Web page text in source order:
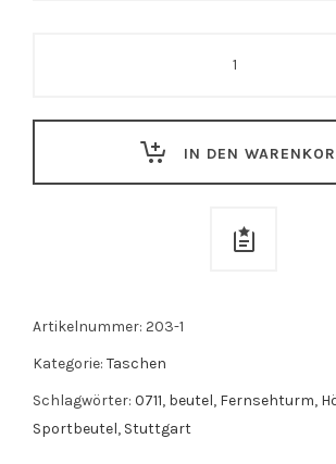
IN DEN
Artikelnummer: 203-1
Kategorie: Taschen
Schlagwörter: 0711, beutel, Fernsehturm,
Sportbeutel, Stuttgart